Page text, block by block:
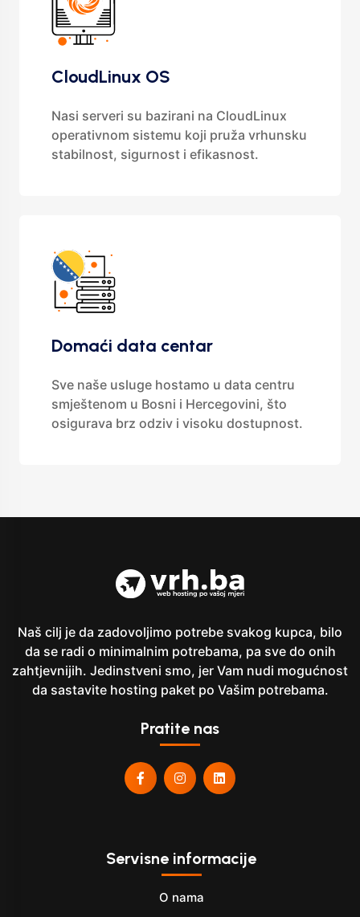
CloudLinux OS
Nasi serveri su bazirani na CloudLinux
operativnom sistemu koji pruža vrhunsku
stabilnost, sigurnost i efikasnost.
Domaći data centar
Sve naše usluge hostamo u data centru
smještenom u Bosni i Hercegovini, što
osigurava brz odziv i visoku dostupnost.
Naš cilj je da zadovoljimo potrebe svakog kupca, bilo
da se radi o minimalnim potrebama, pa sve do onih
zahtjevnijih. Jedinstveni smo, jer Vam nudi mogućnost
da sastavite hosting paket po Vašim potrebama.
Pratite nas
Servisne informacije
O nama